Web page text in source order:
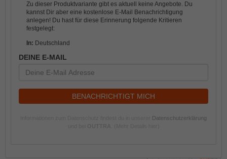
Zu dieser Produktvariante gibt es aktuell keine Angebote. Du
kannst Dir aber eine kostenlose E-Mail Benachrichtigung
anlegen! Du hast für diese Erinnerung folgende Kritieren
festgelegt:
In: Deutschland
DEINE E-MAIL
BENACHRICHTIGT MICH
Datenschutzerklärung